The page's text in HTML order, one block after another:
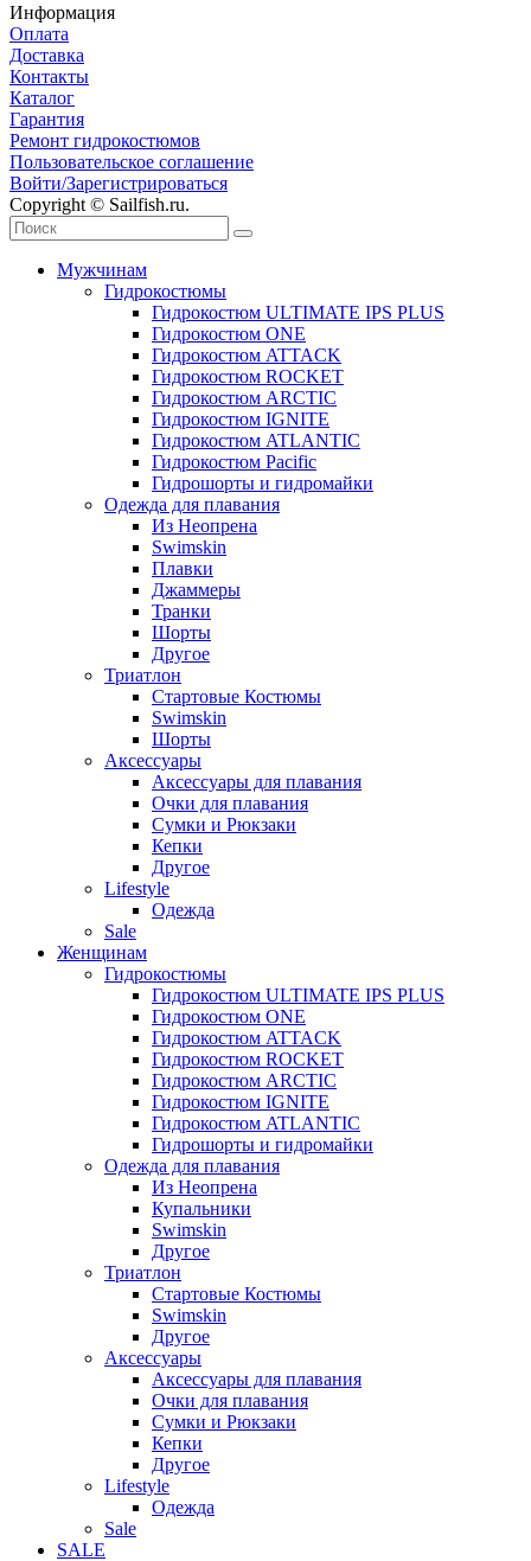
Информация
Оплата
Доставка
Контакты
Каталог
Гарантия
Ремонт гидрокостюмов
Пользовательское соглашение
Войти/Зарегистрироваться
Copyright © Sailfish.ru.
Мужчинам
Гидрокостюмы
Гидрокостюм ULTIMATE IPS PLUS
Гидрокостюм ONE
Гидрокостюм ATTACK
Гидрокостюм ROCKET
Гидрокостюм ARCTIC
Гидрокостюм IGNITE
Гидрокостюм ATLANTIC
Гидрокостюм Pacific
Гидрошорты и гидромайки
Одежда для плавания
Из Неопрена
Swimskin
Плавки
Джаммеры
Транки
Шорты
Другое
Триатлон
Стартовые Костюмы
Swimskin
Шорты
Аксессуары
Аксессуары для плавания
Очки для плавания
Сумки и Рюкзаки
Кепки
Другое
Lifestyle
Одежда
Sale
Женщинам
Гидрокостюмы
Гидрокостюм ULTIMATE IPS PLUS
Гидрокостюм ONE
Гидрокостюм ATTACK
Гидрокостюм ROCKET
Гидрокостюм ARCTIC
Гидрокостюм IGNITE
Гидрокостюм ATLANTIC
Гидрошорты и гидромайки
Одежда для плавания
Из Неопрена
Купальники
Swimskin
Другое
Триатлон
Стартовые Костюмы
Swimskin
Другое
Аксессуары
Аксессуары для плавания
Очки для плавания
Сумки и Рюкзаки
Кепки
Другое
Lifestyle
Одежда
Sale
SALE